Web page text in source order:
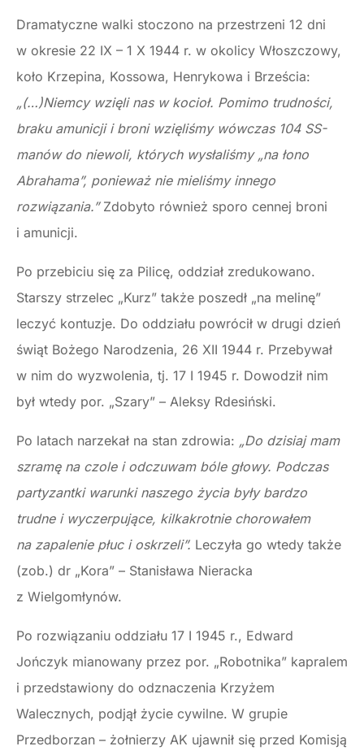
Dramatyczne walki stoczono na przestrzeni 12 dni
w okresie 22 IX – 1 X 1944 r. w okolicy Włoszczowy,
koło Krzepina, Kossowa, Henrykowa i Brześcia:
„(…)Niemcy wzięli nas w kocioł. Pomimo trudności,
braku amunicji i broni wzięliśmy wówczas 104 SS-
manów do niewoli, których wysłaliśmy „na łono
Abrahama”, ponieważ nie mieliśmy innego
rozwiązania.”Zdobyto również sporo cennej broni
i amunicji.
Po przebiciu się za Pilicę, oddział zredukowano.
Starszy strzelec „Kurz” także poszedł „na melinę”
leczyć kontuzje. Do oddziału powrócił w drugi dzień
świąt Bożego Narodzenia, 26 XII 1944 r. Przebywał
w nim do wyzwolenia, tj. 17 I 1945 r. Dowodził nim
był wtedy por. „Szary” – Aleksy Rdesiński.
Po latach narzekał na stan zdrowia: „Do dzisiaj mam
szramę na czole i odczuwam bóle głowy. Podczas
partyzantki warunki naszego życia były bardzo
trudne i wyczerpujące, kilkakrotnie chorowałem
na zapalenie płuc i oskrzeli”. Leczyła go wtedy także
(zob.) dr „Kora” – Stanisława Nieracka
z Wielgomłynów.
Po rozwiązaniu oddziału 17 I 1945 r., Edward
Jończyk mianowany przez por. „Robotnika” kapralem
i przedstawiony do odznaczenia Krzyżem
Walecznych, podjął życie cywilne. W grupie
Przedborzan – żołnierzy AK ujawnił się przed Komisją